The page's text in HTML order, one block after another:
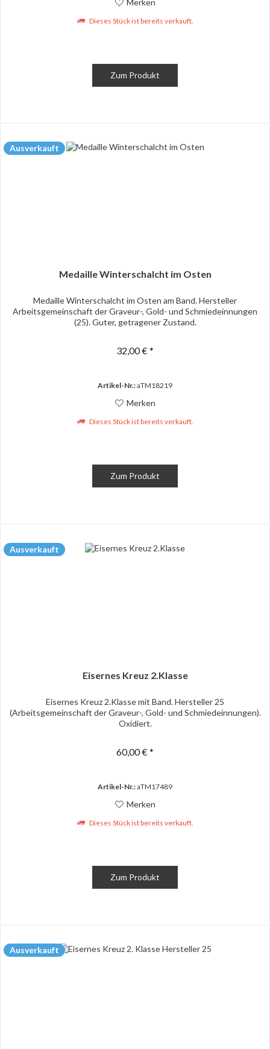
Merken
Dieses Stück ist bereits verkauft.
Zum Produkt
Ausverkauft
Medaille Winterschalcht im Osten
Medaille Winterschalcht im Osten am Band. Hersteller
Arbeitsgemeinschaft der Graveur-, Gold- und Schmiedeinnungen
(25). Guter, getragener Zustand.
32,00 € *
Artikel-Nr.:aTM18219
Merken
Dieses Stück ist bereits verkauft.
Zum Produkt
Ausverkauft
Eisernes Kreuz 2.Klasse
Eisernes Kreuz 2.Klasse mit Band. Hersteller 25
(Arbeitsgemeinschaft der Graveur-, Gold- und Schmiedeinnungen).
Oxidiert.
60,00 € *
Artikel-Nr.:aTM17489
Merken
Dieses Stück ist bereits verkauft.
Zum Produkt
Ausverkauft